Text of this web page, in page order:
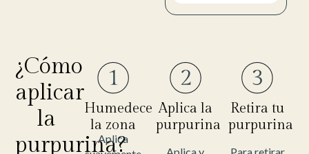
¿Cómo
aplicar
la
purpurina?
Humedece
la zona
Aplica
Aplica la
purpurina
Aplica y
Retira tu
purpurina
Para retirar